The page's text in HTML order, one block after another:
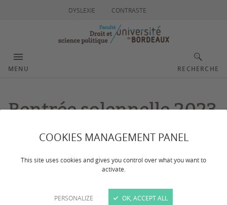
COOKIES MANAGEMENT PANEL
This site uses cookies and gives you control over what you want to
activate.
PERSONALIZE OK, ACCEPT ALL
DYSLEXIE CONTRASTE
MENU RECHERCHE
Rentrée solennelle 2023
et à l'occasion de sa 150e rentrée, avec la tradition de la
Rentrée solennelle. Pour la première fois, l'événement était